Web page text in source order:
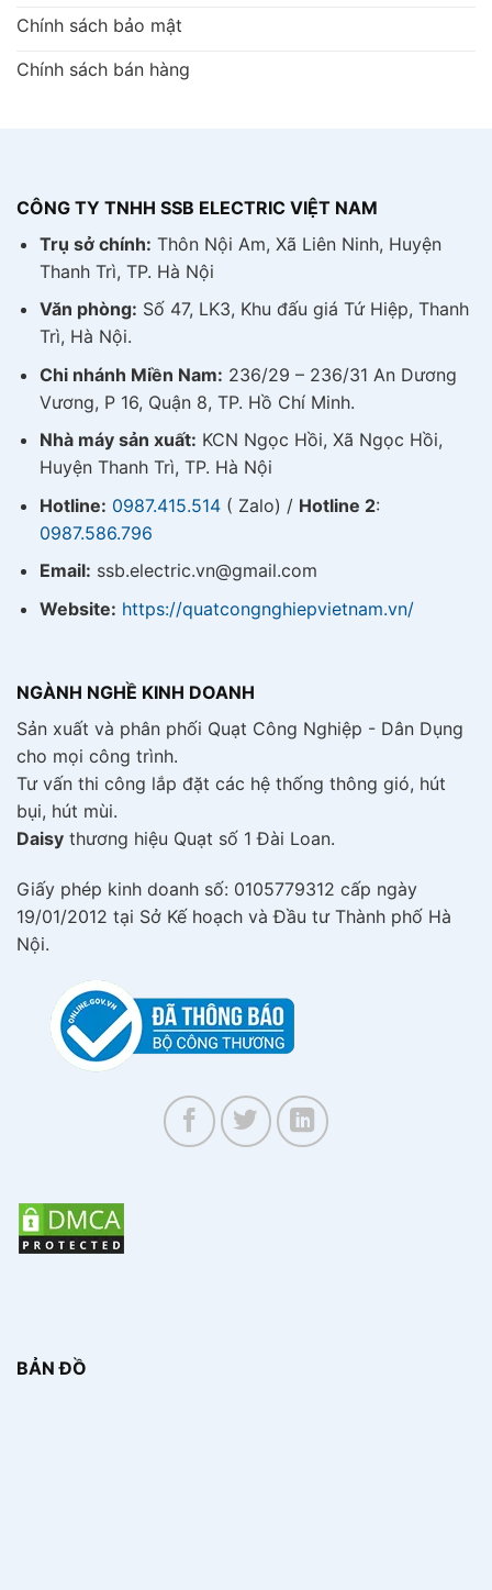
Chính sách bảo mật
Chính sách bán hàng
CÔNG TY TNHH SSB ELECTRIC VIỆT NAM
Trụ sở chính: Thôn Nội Am, Xã Liên Ninh, Huyện
Thanh Trì, TP. Hà Nội
Văn phòng: Số 47, LK3, Khu đấu giá Tứ Hiệp, Thanh
Trì, Hà Nội.
Chi nhánh Miền Nam: 236/29 – 236/31 An Dương
Vương, P 16, Quận 8, TP. Hồ Chí Minh.
Nhà máy sản xuất: KCN Ngọc Hồi, Xã Ngọc Hồi,
Huyện Thanh Trì, TP. Hà Nội
Hotline: 0987.415.514( Zalo) / Hotline 2:
0987.586.796
Email: ssb.electric.vn@gmail.com
Website: https://quatcongnghiepvietnam.vn/
NGÀNH NGHỀ KINH DOANH
Sản xuất và phân phối Quạt Công Nghiệp - Dân Dụng
cho mọi công trình.
Tư vấn thi công lắp đặt các hệ thống thông gió, hút
bụi, hút mùi.
Daisy thương hiệu Quạt số 1 Đài Loan.
Giấy phép kinh doanh số: 0105779312 cấp ngày
19/01/2012 tại Sở Kế hoạch và Đầu tư Thành phố Hà
Nội.
BẢN ĐỒ